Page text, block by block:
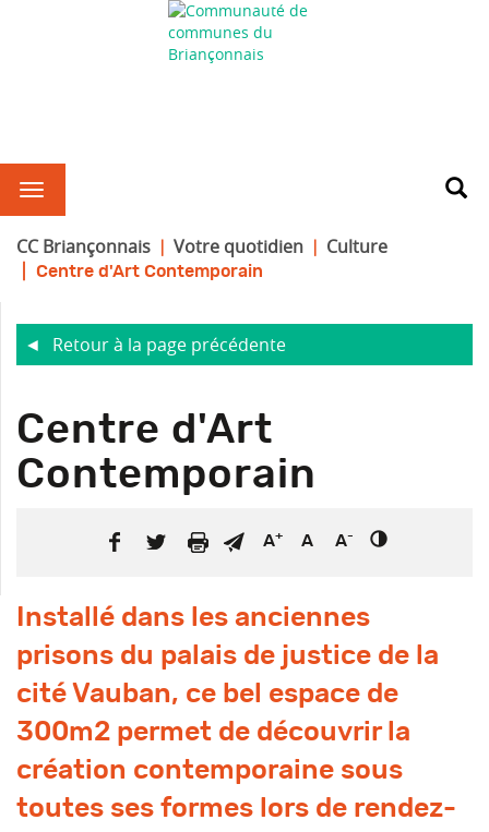
CC Briançonnais Votre quotidien Culture
Centre d'Art Contemporain
Retour à la page précédente
Centre d'Art
Contemporain
A+ A A-
Installé dans les anciennes
prisons du palais de justice de la
cité Vauban, ce bel espace de
300m2 permet de découvrir la
création contemporaine sous
toutes ses formes lors de rendez-